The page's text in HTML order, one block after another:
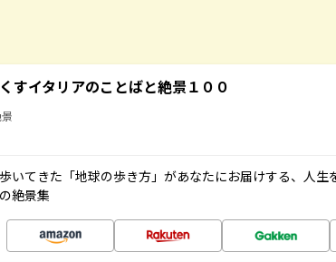
すイタリアのことばと絶景１００
いてきた「地球の歩き方」があなたにお届けする、人生
絶景集